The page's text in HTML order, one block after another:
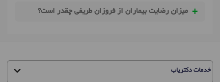
میزان رضایت بیماران از فروزان طریفی چقدر است؟
خدمات دکتریاب